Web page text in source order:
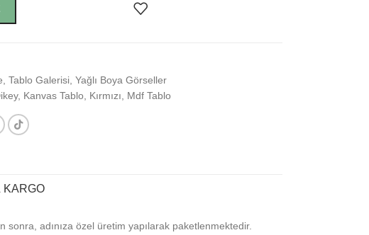
Tablo Galerisi Yağlı Boya Görseller
, Kanvas Tablo Kırmızı Mdf Tablo
KARGO
sonra, adınıza özel üretim yapılarak paketlenmektedir.